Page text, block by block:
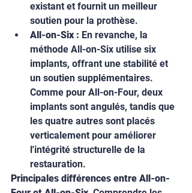
existant et fournit un meilleur
soutien pour la prothèse.
All-on-Six : En revanche, la
méthode All-on-Six utilise six
implants, offrant une stabilité et
un soutien supplémentaires.
Comme pour All-on-Four, deux
implants sont angulés, tandis que
les quatre autres sont placés
verticalement pour améliorer
l'intégrité structurelle de la
restauration.
Principales différences entre All-on-